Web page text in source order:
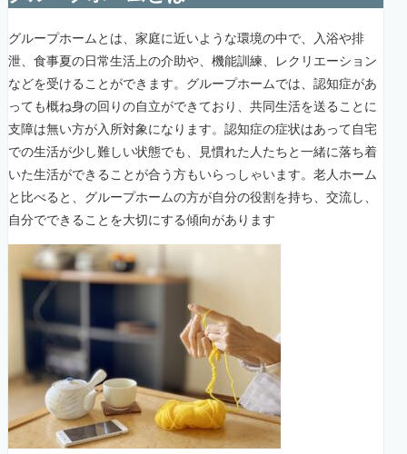
グループホームとは、家庭に近いような環境の中で、入浴や排
泄、食事夏の日常生活上の介助や、機能訓練、レクリエーション
などを受けることができます。グループホームでは、認知症があ
っても概ね身の回りの自立ができており、共同生活を送ることに
支障は無い方が入所対象になります。認知症の症状はあって自宅
での生活が少し難しい状態でも、見慣れた人たちと一緒に落ち着
いた生活ができることが合う方もいらっしゃいます。老人ホーム
と比べると、グループホームの方が自分の役割を持ち、交流し、
自分でできることを大切にする傾向があります